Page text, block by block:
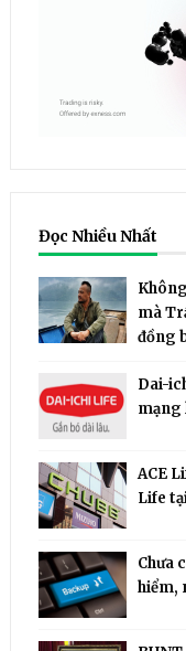
Đọc Nhiều Nhất
mà
đồng
Dai-
mạng
ACE
Life
Chưa
hiểm,